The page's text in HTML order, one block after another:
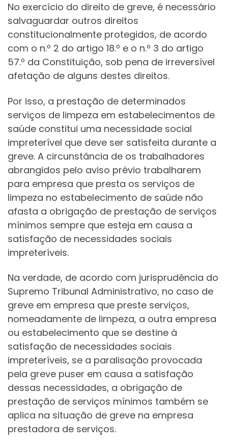
No exercício do direito de greve, é necessário
salvaguardar outros direitos
constitucionalmente protegidos, de acordo
com o n.º 2 do artigo 18.º e o n.º 3 do artigo
57.º da Constituição, sob pena de irreversível
afetação de alguns destes direitos.
Por isso, a prestação de determinados
serviços de limpeza em estabelecimentos de
saúde constitui uma necessidade social
impreterível que deve ser satisfeita durante a
greve. A circunstância de os trabalhadores
abrangidos pelo aviso prévio trabalharem
para empresa que presta os serviços de
limpeza no estabelecimento de saúde não
afasta a obrigação de prestação de serviços
mínimos sempre que esteja em causa a
satisfação de necessidades sociais
impreteríveis.
Na verdade, de acordo com jurisprudência do
Supremo Tribunal Administrativo, no caso de
greve em empresa que preste serviços,
nomeadamente de limpeza, a outra empresa
ou estabelecimento que se destine à
satisfação de necessidades sociais
impreteríveis, se a paralisação provocada
pela greve puser em causa a satisfação
dessas necessidades, a obrigação de
prestação de serviços mínimos também se
aplica na situação de greve na empresa
prestadora de serviços.